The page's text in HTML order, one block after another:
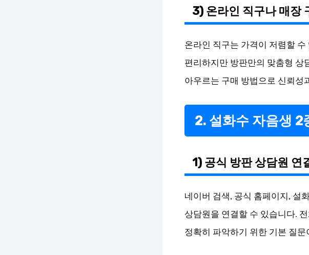
3) 온라인 직구나 매장
온라인 직구는 가격이 저렴할
편리하지만 방판만의 맞춤형 상
아우르는 구매 방법으로 신뢰성
2. 설화수 자음생 2
1) 공식 방판 상담원 연
네이버 검색, 공식 홈페이지, 설
상담원을 연결할 수 있습니다.
정확히 파악하기 위한 기본 질문